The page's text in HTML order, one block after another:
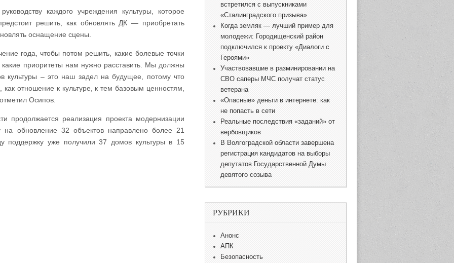
каждого учреждения культуры, которое
решить, как обновлять ДК — приобретать
оснащение сцены.
года, чтобы потом решить, какие болевые точки
приоритеты нам нужно расставить. Мы должны
культуры – это наш задел на будущее, потому что
как отношение к культуре, к тем базовым ценностям,
Осипов.
продолжается реализация проекта модернизации
обновление 32 объектов направлено более 21
поддержку уже получили 37 домов культуры в 15
встретился с выпускниками
«Сталинградского призыва»
Когда земляк — лучший пример для
молодежи: Городищенский район
подключился к проекту «Диалоги с
Героями»
Участвовавшие в разминировании на
СВО саперы МЧС получат статус
ветерана
«Опасные» деньги в интернете: как
не попасть в сети
Реальные последствия «заданий» от
вербовщиков
В Волгоградской области завершена
регистрация кандидатов на выборы
депутатов Государственной Думы
девятого созыва
РУБРИКИ
Анонс
АПК
Безопасность